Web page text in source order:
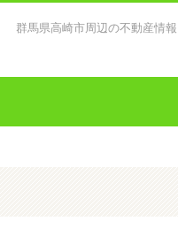
群馬県高崎市周辺の不動産情